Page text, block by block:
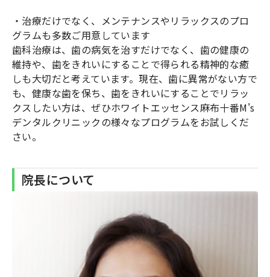
・治療だけでなく、メンテナンスやリラックスのプロ
グラムも多数ご用意しています
歯科治療は、歯の病気を治すだけでなく、歯の健康の
維持や、歯をきれいにすることで得られる精神的な癒
しも大切だと考えています。現在、歯に異常がない方で
も、健康な歯を保ち、歯をきれいにすることでリラッ
クスしたい方は、ぜひホワイトエッセンス麻布十番M's
デンタルクリニックの様々なプログラムをお試しくだ
さい。
院長について